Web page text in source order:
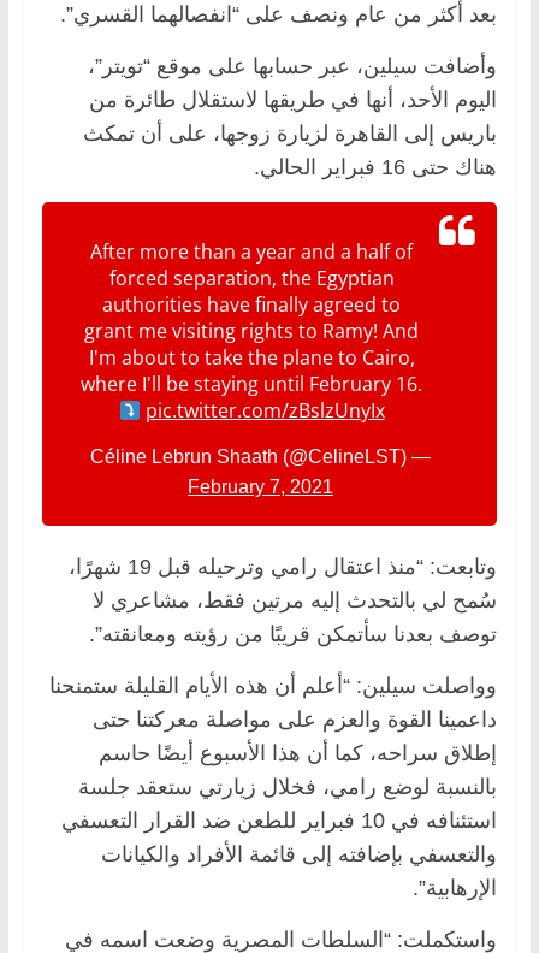
بعد أكثر من عام ونصف على “انفصالهما القسري”.
وأضافت سيلين، عبر حسابها على موقع “تويتر”،
اليوم الأحد، أنها في طريقها لاستقلال طائرة من
باريس إلى القاهرة لزيارة زوجها، على أن تمكث
هناك حتى 16 فبراير الحالي.
After more than a year and a half of
forced separation, the Egyptian
authorities have finally agreed to
grant me visiting rights to Ramy! And
I'm about to take the plane to Cairo,
where I'll be staying until February 16.
pic.twitter.com/zBslzUnyIx
— Céline Lebrun Shaath (@CelineLST)
February 7, 2021
وتابعت: “منذ اعتقال رامي وترحيله قبل 19 شهرًا،
سُمح لي بالتحدث إليه مرتين فقط، مشاعري لا
توصف بعدنا سأتمكن قريبًا من رؤيته ومعانقته”.
وواصلت سيلين: “أعلم أن هذه الأيام القليلة ستمنحنا
داعمينا القوة والعزم على مواصلة معركتنا حتى
إطلاق سراحه، كما أن هذا الأسبوع أيضًا حاسم
بالنسبة لوضع رامي، فخلال زيارتي ستعقد جلسة
استئنافه في 10 فبراير للطعن ضد القرار التعسفي
والتعسفي بإضافته إلى قائمة الأفراد والكيانات
الإرهابية”.
واستكملت: “السلطات المصرية وضعت اسمه في